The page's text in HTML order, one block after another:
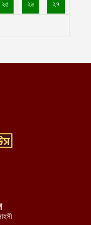
বছর মেয়াদি সমন্বিত
সম্পূর্ণ মেরামত করে
জাতীয় প্রতিরক্ষা
২৫ ২৬ ২৭